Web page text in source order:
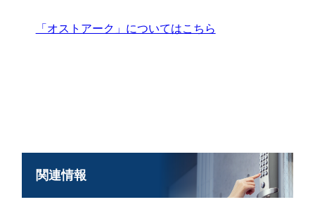
「オストアーク」についてはこちら
関連情報